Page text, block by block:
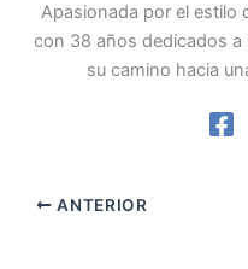
Apasionada por el estilo
con 38 años dedicados
su camino hacia
ANTERIOR